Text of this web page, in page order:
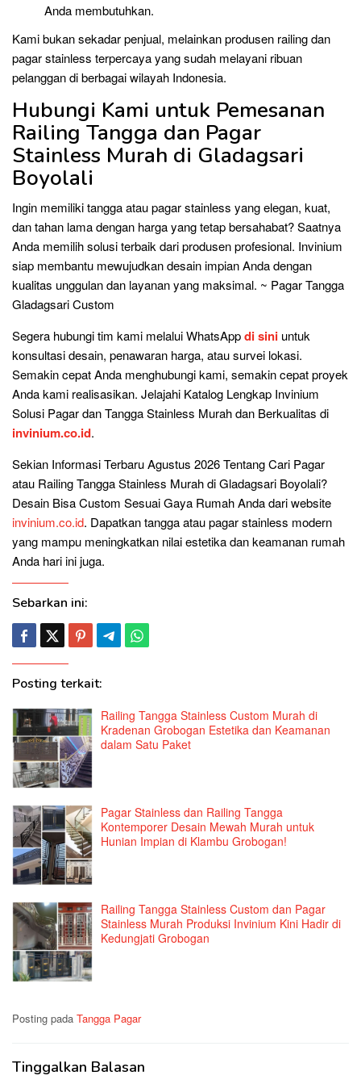
Anda membutuhkan.
Kami bukan sekadar penjual, melainkan produsen railing dan
pagar stainless terpercaya yang sudah melayani ribuan
pelanggan di berbagai wilayah Indonesia.
Hubungi Kami untuk Pemesanan
Railing Tangga dan Pagar
Stainless Murah di Gladagsari
Boyolali
Ingin memiliki tangga atau pagar stainless yang elegan, kuat,
dan tahan lama dengan harga yang tetap bersahabat? Saatnya
Anda memilih solusi terbaik dari produsen profesional. Invinium
siap membantu mewujudkan desain impian Anda dengan
kualitas unggulan dan layanan yang maksimal. ~ Pagar Tangga
Gladagsari Custom
Segera hubungi tim kami melalui WhatsAppdi sini untuk
konsultasi desain, penawaran harga, atau survei lokasi.
Semakin cepat Anda menghubungi kami, semakin cepat proyek
Anda kami realisasikan. Jelajahi Katalog Lengkap Invinium
Solusi Pagar dan Tangga Stainless Murah dan Berkualitas di
invinium.co.id.
Sekian Informasi Terbaru Agustus 2026 Tentang Cari Pagar
atau Railing Tangga Stainless Murah di Gladagsari Boyolali?
Desain Bisa Custom Sesuai Gaya Rumah Anda dari website
invinium.co.id. Dapatkan tangga atau pagar stainless modern
yang mampu meningkatkan nilai estetika dan keamanan rumah
Anda hari ini juga.
Sebarkan ini:
Posting terkait:
Railing Tangga Stainless Custom Murah di
Kradenan Grobogan Estetika dan Keamanan
dalam Satu Paket
Pagar Stainless dan Railing Tangga
Kontemporer Desain Mewah Murah untuk
Hunian Impian di Klambu Grobogan!
Railing Tangga Stainless Custom dan Pagar
Stainless Murah Produksi Invinium Kini Hadir di
Kedungjati Grobogan
Posting pada Tangga Pagar
Tinggalkan Balasan